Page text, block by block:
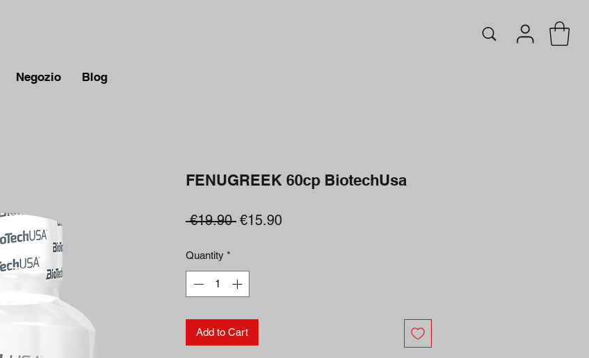
Negozio Blog
FENUGREEK 60cp BiotechUsa
€19.90 Regular
€15.90Sale
Quantity *
Add to Cart